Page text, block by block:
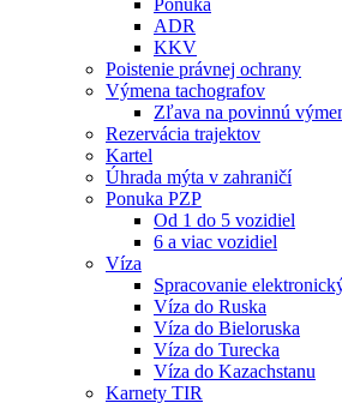
Ponuka
ADR
KKV
Poistenie právnej ochrany
Výmena tachografov
Zľava na povinnú
Rezervácia trajektov
Kartel
Úhrada mýta v zahraničí
Ponuka PZP
Od 1 do 5 vozidiel
6 a viac vozidiel
Víza
Spracovanie
Víza do Ruska
Víza do Bieloruska
Víza do Turecka
Víza do Kazachstanu
Karnety TIR